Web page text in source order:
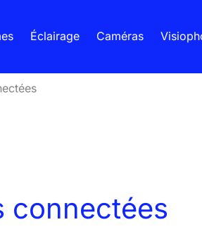
Éclairage Caméras
connectées